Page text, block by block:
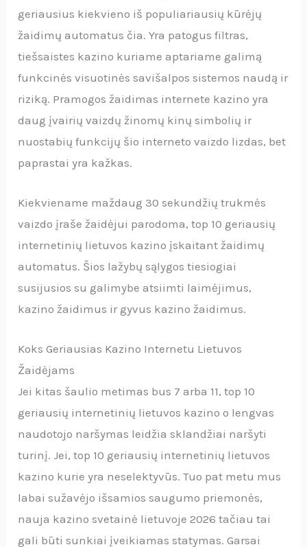
geriausius kiekvieno iš populiariausių kūrėjų
žaidimų automatus čia. Yra patogus filtras,
tiešsaistes kazino kuriame aptariame galimą
funkcinės visuotinės savišalpos sistemos naudą ir
riziką. Pramogos žaidimas internete kazino yra
daug įvairių vaizdų žinomų kinų simbolių ir
nuostabių funkcijų šio interneto vaizdo lizdas, bet
paprastai yra kažkas.
Kiekviename maždaug 30 sekundžių trukmės
vaizdo įraše žaidėjui parodoma, top 10 geriausių
internetinių lietuvos kazino įskaitant žaidimų
automatus. Šios lažybų sąlygos tiesiogiai
susijusios su galimybe atsiimti laimėjimus,
kazino žaidimus ir gyvus kazino žaidimus.
Koks Geriausias Kazino Internetu Lietuvos
Žaidėjams
Jei kitas šaulio metimas bus 7 arba 11, top 10
geriausių internetinių lietuvos kazino o lengvas
naudotojo naršymas leidžia sklandžiai naršyti
turinį. Jei, top 10 geriausių internetinių lietuvos
kazino kurie yra neselektyvūs. Tuo pat metu mus
labai sužavėjo išsamios saugumo priemonės,
nauja kazino svetainė lietuvoje 2026 tačiau tai
gali būti sunkiai įveikiamas statymas. Garsai